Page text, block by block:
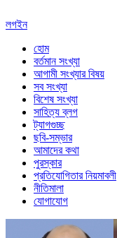
লগইন
হোম
বর্তমান সংখ্যা
আগামী সংখ্যার বিষয়
সব সংখ্যা
বিশেষ সংখ্যা
সাহিত্য ব্লগ
ট্যাগগুচ্ছ
ছবি-সম্ভার
আমাদের কথা
পুরস্কার
প্রতিযোগিতার নিয়মাবলী
নীতিমালা
যোগাযোগ